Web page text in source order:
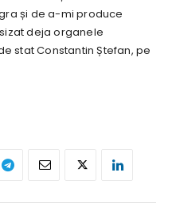
și de a-mi produce
deja organele
stat Constantin Ștefan, pe